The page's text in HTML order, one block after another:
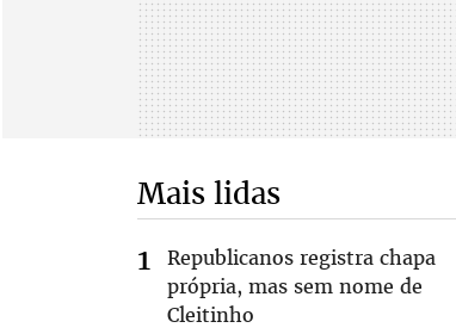
Mais lidas
Republicanos registra chapa
própria, mas sem nome de
Cleitinho